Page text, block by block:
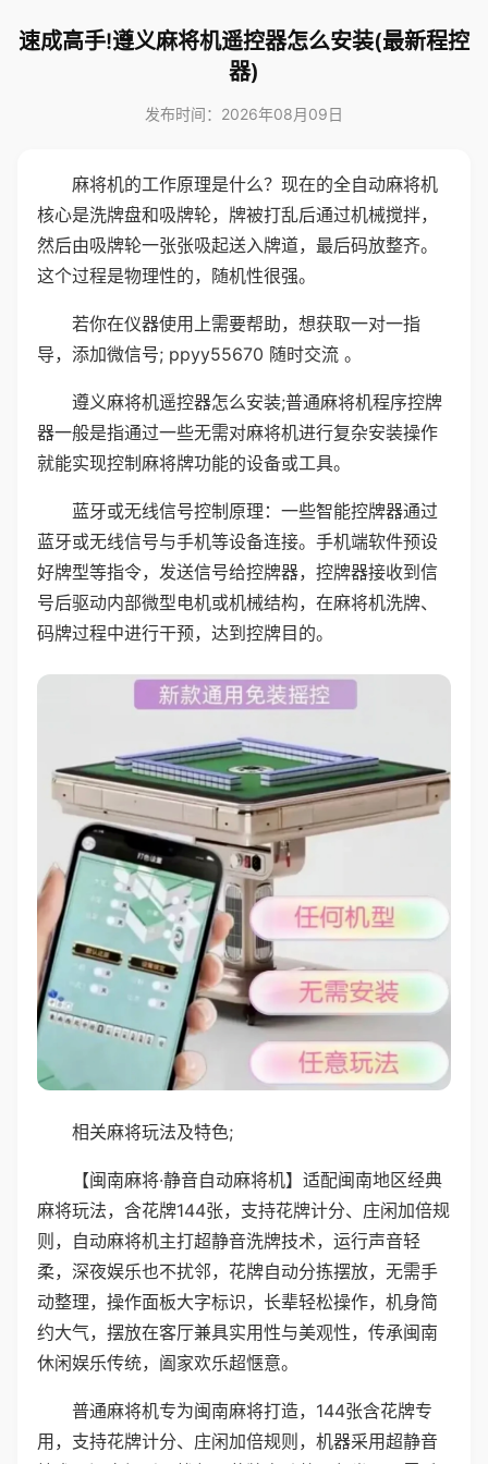
速成高手!遵义麻将机遥控器怎么安装(最新程控
器)
发布时间：2026年08月09日
麻将机的工作原理是什么？现在的全自动麻将机
核心是洗牌盘和吸牌轮，牌被打乱后通过机械搅拌，
然后由吸牌轮一张张吸起送入牌道，最后码放整齐。
这个过程是物理性的，随机性很强。
若你在仪器使用上需要帮助，想获取一对一指
导，添加微信号; ppyy55670 随时交流 。
遵义麻将机遥控器怎么安装;普通麻将机程序控牌
器一般是指通过一些无需对麻将机进行复杂安装操作
就能实现控制麻将牌功能的设备或工具。
蓝牙或无线信号控制原理：一些智能控牌器通过
蓝牙或无线信号与手机等设备连接。手机端软件预设
好牌型等指令，发送信号给控牌器，控牌器接收到信
号后驱动内部微型电机或机械结构，在麻将机洗牌、
码牌过程中进行干预，达到控牌目的。
相关麻将玩法及特色;
【闽南麻将·静音自动麻将机】适配闽南地区经典
麻将玩法，含花牌144张，支持花牌计分、庄闲加倍规
则，自动麻将机主打超静音洗牌技术，运行声音轻
柔，深夜娱乐也不扰邻，花牌自动分拣摆放，无需手
动整理，操作面板大字标识，长辈轻松操作，机身简
约大气，摆放在客厅兼具实用性与美观性，传承闽南
休闲娱乐传统，阖家欢乐超惬意。
普通麻将机专为闽南麻将打造，144张含花牌专
用，支持花牌计分、庄闲加倍规则，机器采用超静音